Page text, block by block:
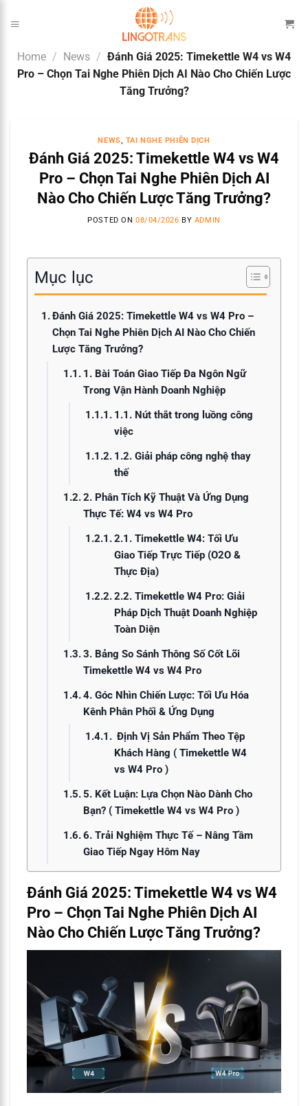
Home / News / Đánh Giá 2025: Timekettle W4 vs W4
Pro – Chọn Tai Nghe Phiên Dịch AI Nào Cho Chiến Lược
Tăng Trưởng?
NEWS, TAI NGHE PHIÊN DỊCH
Đánh Giá 2025: Timekettle W4 vs W4
Pro – Chọn Tai Nghe Phiên Dịch AI
Nào Cho Chiến Lược Tăng Trưởng?
POSTED ON 08/04/2026 BY ADMIN
Mục lục
Đánh Giá 2025: Timekettle W4 vs W4 Pro –
Chọn Tai Nghe Phiên Dịch AI Nào Cho Chiến
Lược Tăng Trưởng?
1. Bài Toán Giao Tiếp Đa Ngôn Ngữ
Trong Vận Hành Doanh Nghiệp
1.1. Nút thắt trong luồng công
việc
1.2. Giải pháp công nghệ thay
thế
2. Phân Tích Kỹ Thuật Và Ứng Dụng
Thực Tế: W4 vs W4 Pro
2.1. Timekettle W4: Tối Ưu
Giao Tiếp Trực Tiếp (O2O &
Thực Địa)
2.2. Timekettle W4 Pro: Giải
Pháp Dịch Thuật Doanh Nghiệp
Toàn Diện
3. Bảng So Sánh Thông Số Cốt Lõi
Timekettle W4 vs W4 Pro
4. Góc Nhìn Chiến Lược: Tối Ưu Hóa
Kênh Phân Phối & Ứng Dụng
Định Vị Sản Phẩm Theo Tệp
Khách Hàng ( Timekettle W4
vs W4 Pro )
5. Kết Luận: Lựa Chọn Nào Dành Cho
Bạn? ( Timekettle W4 vs W4 Pro )
6. Trải Nghiệm Thực Tế – Nâng Tầm
Giao Tiếp Ngay Hôm Nay
Đánh Giá 2025: Timekettle W4 vs W4
Pro – Chọn Tai Nghe Phiên Dịch AI
Nào Cho Chiến Lược Tăng Trưởng?